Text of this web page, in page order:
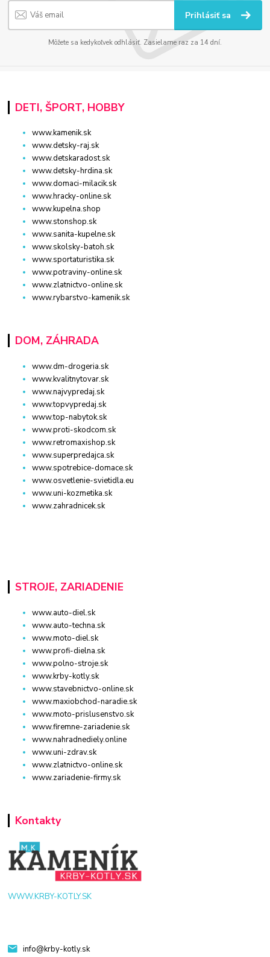
Prihlásiť sa
Môžete sa kedykoľvek odhlásiť. Zasielame raz za 14 dní.
DETI, ŠPORT, HOBBY
www.kamenik.sk
www.detsky-raj.sk
www.detskaradost.sk
www.detsky-hrdina.sk
www.domaci-milacik.sk
www.hracky-online.sk
www.kupelna.shop
www.stonshop.sk
www.sanita-kupelne.sk
www.skolsky-batoh.sk
www.sportaturistika.sk
www.potraviny-online.sk
www.zlatnictvo-online.sk
www.rybarstvo-kamenik.sk
DOM, ZÁHRADA
www.dm-drogeria.sk
www.kvalitnytovar.sk
www.najvypredaj.sk
www.topvypredaj.sk
www.top-nabytok.sk
www.proti-skodcom.sk
www.retromaxishop.sk
www.superpredajca.sk
www.spotrebice-domace.sk
www.osvetlenie-svietidla.eu
www.uni-kozmetika.sk
www.zahradnicek.sk
STROJE, ZARIADENIE
www.auto-diel.sk
www.auto-techna.sk
www.moto-diel.sk
www.profi-dielna.sk
www.polno-stroje.sk
www.krby-kotly.sk
www.stavebnictvo-online.sk
www.maxiobchod-naradie.sk
www.moto-prislusenstvo.sk
www.firemne-zariadenie.sk
www.nahradnediely.online
www.uni-zdrav.sk
www.zlatnictvo-online.sk
www.zariadenie-firmy.sk
Kontakty
WWW.KRBY-KOTLY.SK
info@krby-kotly.sk